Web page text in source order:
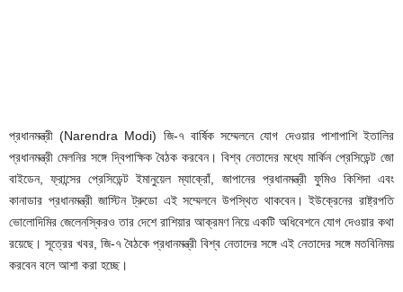
প্রধানমন্ত্রী (Narendra Modi) জি-৭ বার্ষিক সম্মেলনে যোগ দেওয়ার পাশাপাশি ইতালির
প্রধানমন্ত্রী মেলনির সঙ্গে দ্বিপাক্ষিক বৈঠক করবেন। বিশ্ব নেতাদের মধ্যে মার্কিন প্রেসিডেন্ট জো
বাইডেন, ফ্রান্সের প্রেসিডেন্ট ইমানুয়েল ম্যাক্রোঁ, জাপানের প্রধানমন্ত্রী ফুমিও কিশিদা এবং
কানাডার প্রধানমন্ত্রী জাস্টিন ট্রুডো এই সম্মেলনে উপস্থিত থাকবেন। ইউক্রেনের রাষ্ট্রপতি
ভোলোদিমির জেলেনস্কিরও তার দেশে রাশিয়ার আক্রমণ নিয়ে একটি অধিবেশনে যোগ দেওয়ার কথা
রয়েছে। সূত্রের খবর, জি-৭ বৈঠকে প্রধানমন্ত্রী বিশ্ব নেতাদের সঙ্গে এই নেতাদের সঙ্গে মতবিনিময়
করবেন বলে আশা করা হচ্ছে।